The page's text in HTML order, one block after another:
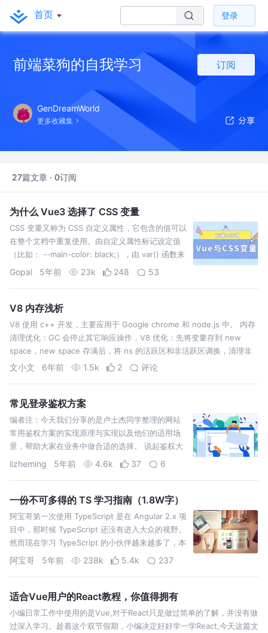
首页 登录
前端菜狗的自我学习 订阅
GenDreamWorld
更多收藏集
27篇文章 · 0订阅
为什么 Vue3 选择了 CSS 变量
CSS 变量又称为 CSS 自定义属性，它包含的值可以
在整个文档中重复使用。由自定义属性标记设定值
（比如： --main-color: black;），由 var() 函数来
获取值（比如： color: var(--main-color);） 为什
Gopal 5年前 23k 248 53
V8 内存浅析
V8 使用 c++ 开发，主要应用于 Google chrome 和 node.js 中。 内存
清理优化：GC 会停止其它响应操作，V8 优化：先将变量存到 new
space，new space 存满后，将 ns 的活跃区和非活跃区调换，清理非
活跃区，超过两次未清理的变量加入…
文小文 6年前 1.5k 2 评论
常见登录鉴权方案
编者注：今天我们分享的是卢士杰同学整理的网站
常用鉴权方案的实现原理与实现以及他们的适用场
景，帮助大家在业务中做合适的选择。 说起鉴权大
家应该都很熟悉，不过作为前端开发来讲，鉴权的
HTTP …
lizheming 5年前 4.6k 37 6
一份不可多得的 TS 学习指南（1.8W字）
阿宝哥第一次使用 TypeScript 是在 Angular 2.x 项
目中，那时候 TypeScript 还没有进入大众的视野。
然而现在学习 TypeScript 的小伙伴越来越多了，本
文阿宝哥将从 16 个方面入手，带你一步步学习
阿宝哥 5年前 238k 5.4k 237
适合Vue用户的React教程，你值得拥有
小编日常工作中使用的是Vue,对于React只是做过简单的了解，并没有做
过深入学习。趁着这个双节假期，小编决定好好学一学React,今天这篇文